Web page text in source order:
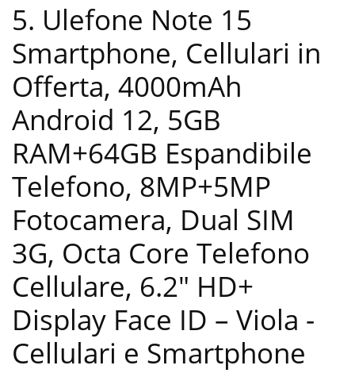
5. Ulefone Note 15
Smartphone, Cellulari in
Offerta, 4000mAh
Android 12, 5GB
RAM+64GB Espandibile
Telefono, 8MP+5MP
Fotocamera, Dual SIM
3G, Octa Core Telefono
Cellulare, 6.2″ HD+
Display Face ID – Viola -
Cellulari e Smartphone